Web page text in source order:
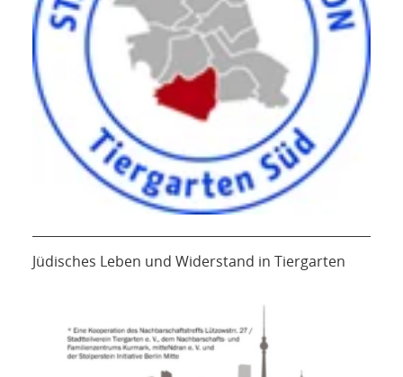
Jüdisches Leben und Widerstand in Tiergarten